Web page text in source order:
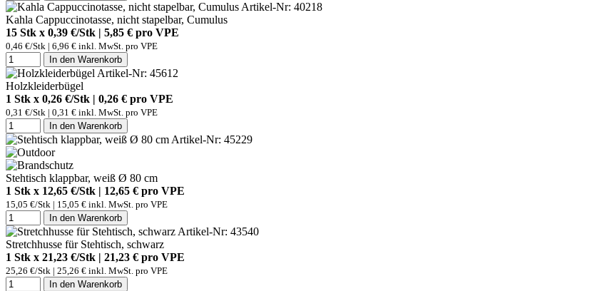
Artikel-Nr: 40218
Kahla Cappuccinotasse, nicht stapelbar, Cumulus
15 Stk x 0,39 €/Stk | 5,85 € pro VPE
0,46 €/Stk | 6,96 € inkl. MwSt. pro VPE
In den Warenkorb
Artikel-Nr: 45612
Holzkleiderbügel
1 Stk x 0,26 €/Stk | 0,26 € pro VPE
0,31 €/Stk | 0,31 € inkl. MwSt. pro VPE
In den Warenkorb
Artikel-Nr: 45229
Stehtisch klappbar, weiß Ø 80 cm
1 Stk x 12,65 €/Stk | 12,65 € pro VPE
15,05 €/Stk | 15,05 € inkl. MwSt. pro VPE
In den Warenkorb
Artikel-Nr: 43540
Stretchhusse für Stehtisch, schwarz
1 Stk x 21,23 €/Stk | 21,23 € pro VPE
25,26 €/Stk | 25,26 € inkl. MwSt. pro VPE
In den Warenkorb